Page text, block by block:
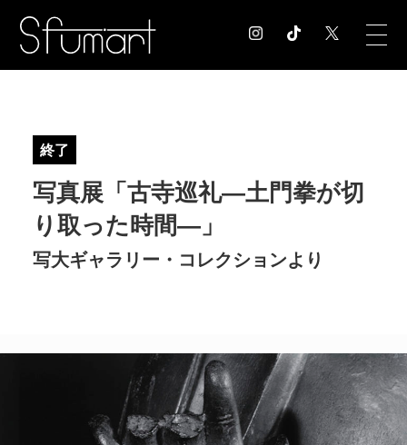
EXHIBITION 展覧会情報
MUSEUM 美術館情報
NEWS
終了
写真展「古寺巡礼―土門拳が切
り取った時間―」
写大ギャラリー・コレクションより